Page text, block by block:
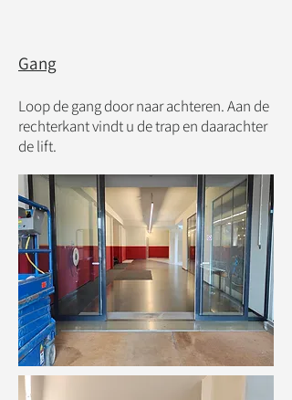
Gang
Loop de gang door naar achteren. Aan de
rechterkant vindt u de trap en daarachter
de lift.